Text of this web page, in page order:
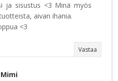
ja sisustus <3 Minä myös
aivan ihania.
<3
Vastaa